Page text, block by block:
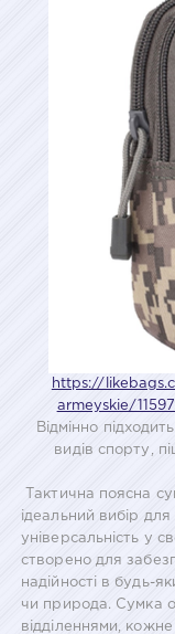
https://
armeyskie/
Відмінно
видів спорту,
Тактична поясна
ідеальний вибір для
універсальність у
створено для
надійності в будь-
чи природа. Сумка
відділеннями,